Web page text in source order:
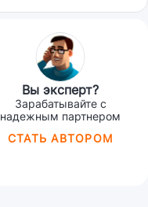
Вы эксперт?
Зарабатывайте с
надежным партнером
СТАТЬ АВТОРОМ